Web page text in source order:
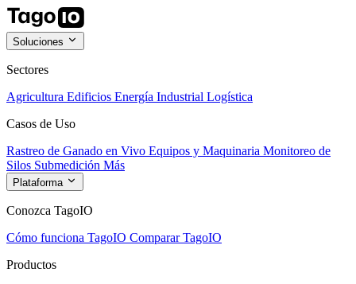
Soluciones
Sectores
Agricultura Edificios Energía Industrial Logística
Casos de Uso
Rastreo de Ganado en Vivo Equipos y Maquinaria Monitoreo de
Silos Submedición Más
Plataforma
Conozca TagoIO
Cómo funciona TagoIO Comparar TagoIO
Productos